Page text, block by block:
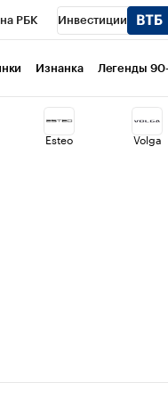
РБК Инвестиции
проекты Город
рейтинги Франшизы
Изнанка Легенды
Esteo Volga